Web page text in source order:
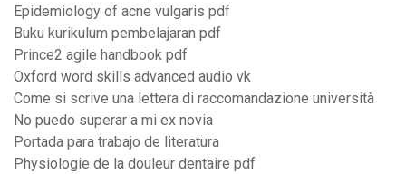
Epidemiology of acne vulgaris pdf
Buku kurikulum pembelajaran pdf
Prince2 agile handbook pdf
Oxford word skills advanced audio vk
Come si scrive una lettera di raccomandazione università
No puedo superar a mi ex novia
Portada para trabajo de literatura
Physiologie de la douleur dentaire pdf